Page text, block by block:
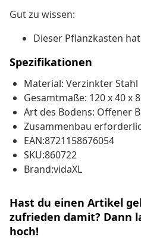
Gut zu wissen:
Dieser Pflanzkasten
Spezifikationen
Material: Verzinkter Stahl
Gesamtmaße: 120 x 40 x
Art des Bodens: Offener
Zusammenbau
EAN:8721158676054
SKU:860722
Brand:vidaXL
Hast du einen Artikel
zufrieden damit? Dann
hoch!